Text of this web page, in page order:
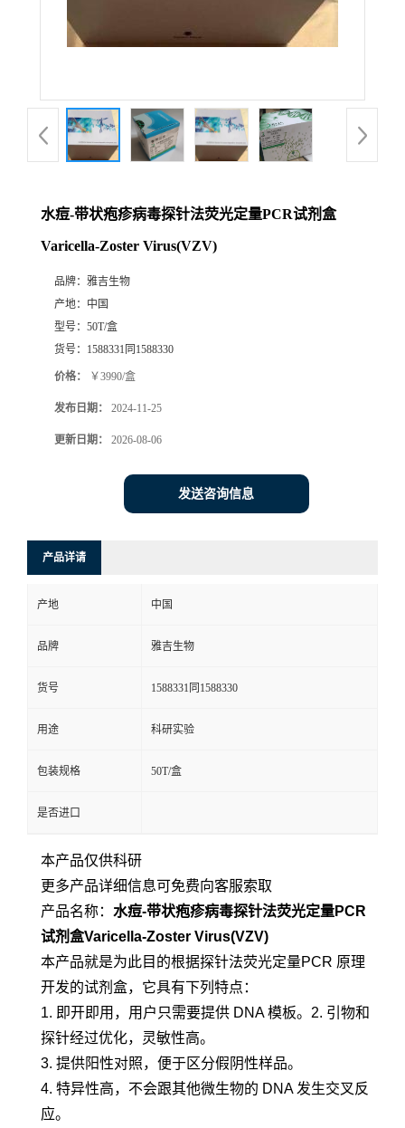
水痘-带状疱疹病毒探针法荧光定量PCR试剂盒
Varicella-Zoster Virus(VZV)
品牌： 雅吉生物
产地： 中国
型号： 50T/盒
货号： 1588331同1588330
价格： ￥3990/盒
发布日期： 2024-11-25
更新日期： 2026-08-06
发送咨询信息
产品详请
产地 中国
品牌 雅吉生物
货号 1588331同1588330
用途 科研实验
包装规格 50T/盒
是否进口
本产品仅供科研
更多产品详细信息可免费向客服索取
产品名称： 水痘-带状疱疹病毒探针法荧光定量PCR
试剂盒Varicella-Zoster Virus(VZV)
本产品就是为此目的根据探针法荧光定量PCR 原理
开发的试剂盒，它具有下列特点：
1. 即开即用，用户只需要提供 DNA 模板。2. 引物和
探针经过优化，灵敏性高。
3. 提供阳性对照，便于区分假阴性样品。
4. 特异性高，不会跟其他微生物的 DNA 发生交叉反
应。